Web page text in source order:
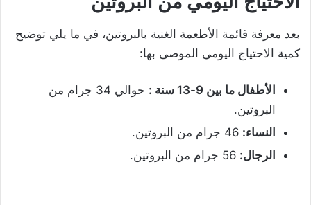
بعد معرفة قائمة الأطعمة الغنية بالبروتين، في ما يلي توضيح
كمية الاحتياج اليومي الموصى بها:
الأطفال ما بين 9-13 سنة :
حوالي 34 جرام من
البروتين.
النساء: 46 جرام من البروتين.
الرجال: 56 جرام من البروتين.